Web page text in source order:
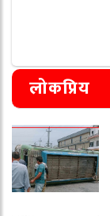
लोकप्रिय